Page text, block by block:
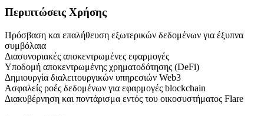
Περιπτώσεις Χρήσης
Πρόσβαση και επαλήθευση εξωτερικών δεδομένων για έξυπνα
συμβόλαια
Διασυνοριακές αποκεντρωμένες εφαρμογές
Υποδομή αποκεντρωμένης χρηματοδότησης (DeFi)
Δημιουργία διαλειτουργικών υπηρεσιών Web3
Ασφαλείς ροές δεδομένων για εφαρμογές blockchain
Διακυβέρνηση και ποντάρισμα εντός του οικοσυστήματος Flare